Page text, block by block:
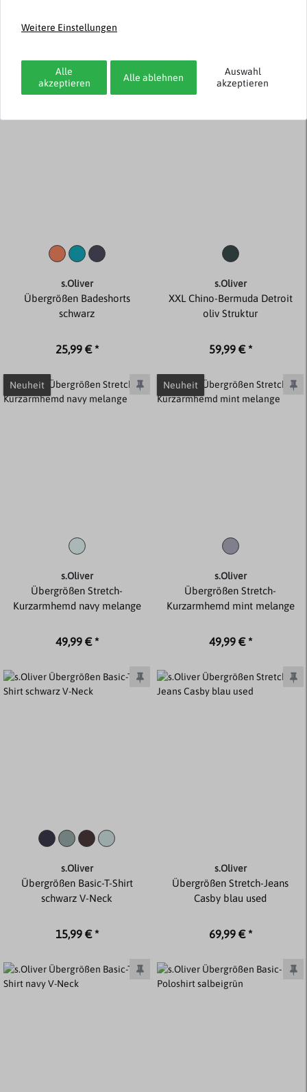
Neck Übergröße
19,99 € *
s.Oliver
Übergrößen Badeshorts
schwarz
25,99 € *
Neuheit
s.Oliver
XXL Chino-Bermuda Detroit
oliv Struktur
59,99 € *
Neuheit
s.Oliver
Übergrößen Stretch-
Kurzarmhemd navy melange
49,99 € *
Neuheit
s.Oliver
Übergrößen Stretch-
Kurzarmhemd mint melange
49,99 € *
s.Oliver
Übergrößen Basic-T-Shirt
schwarz V-Neck
15,99 € *
s.Oliver
Übergrößen Stretch-Jeans
Casby blau used
69,99 € *
Weitere Einstellungen
Alle
akzeptieren
Alle ablehnen
Auswahl
akzeptieren